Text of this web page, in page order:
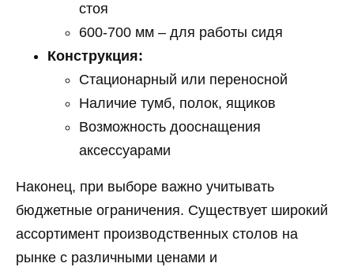
стоя
600-700 мм – для работы сидя
Конструкция:
Стационарный или переносной
Наличие тумб, полок, ящиков
Возможность дооснащения
аксессуарами
Наконец, при выборе важно учитывать
бюджетные ограничения. Существует широкий
ассортимент производственных столов на
рынке с различными ценами и